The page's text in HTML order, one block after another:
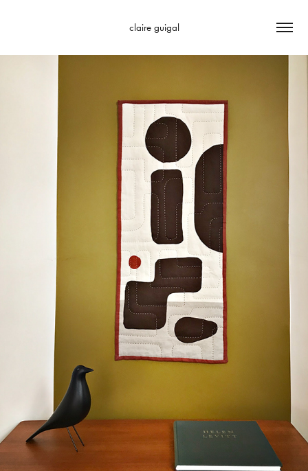
claire guigal